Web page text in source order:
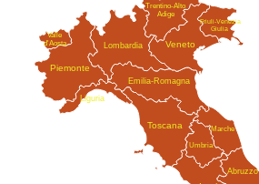
Abruzzo
Valle
d'Aosta
Emilia-Romagna
Friuli-Venezia
Giulia
Liguria
Lombardia
Marche
Piemonte
Trentino-Alto
Adige
Toscana
Umbria
Veneto